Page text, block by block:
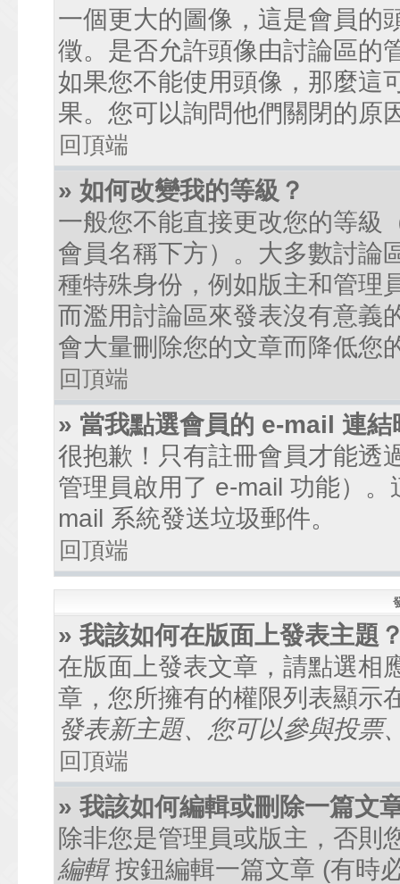
一個更大的圖像，這是會員的
徵。是否允許頭像由討論區的
如果您不能使用頭像，那麼這
果。您可以詢問他們關閉的原
回頂端
» 如何改變我的等級？
一般您不能直接更改您的等級
會員名稱下方）。大多數討論
種特殊身份，例如版主和管理
而濫用討論區來發表沒有意義
會大量刪除您的文章而降低您
回頂端
» 當我點選會員的 e-mail 連
很抱歉！只有註冊會員才能透
管理員啟用了 e-mail 功能）
mail 系統發送垃圾郵件。
回頂端
» 我該如何在版面上發表主題
在版面上發表文章，請點選相
章，您所擁有的權限列表顯示
發表新主題、您可以參與投票
回頂端
» 我該如何編輯或刪除一篇文
除非您是管理員或版主，否則
編輯按鈕編輯一篇文章 (有時